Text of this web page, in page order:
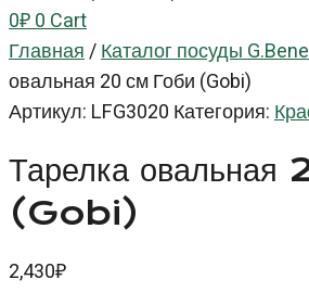
0₽0Cart
Главная/Каталог посуды
овальная 20 см Гоби (Gobi)
Артикул: LFG3020 Категория:
Тарелка овальная
(Gobi)
2,430₽